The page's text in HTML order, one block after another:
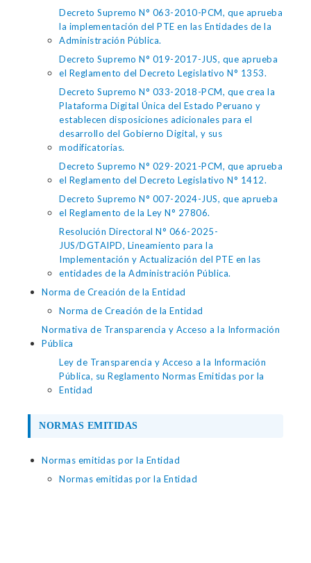
Decreto Supremo N° 063-2010-PCM, que aprueba
la implementación del PTE en las Entidades de la
Administración Pública.
Decreto Supremo N° 019-2017-JUS, que aprueba
el Reglamento del Decreto Legislativo N° 1353.
Decreto Supremo N° 033-2018-PCM, que crea la
Plataforma Digital Única del Estado Peruano y
establecen disposiciones adicionales para el
desarrollo del Gobierno Digital, y sus
modificatorias.
Decreto Supremo N° 029-2021-PCM, que aprueba
el Reglamento del Decreto Legislativo N° 1412.
Decreto Supremo N° 007-2024-JUS, que aprueba
el Reglamento de la Ley N° 27806.
Resolución Directoral N° 066-2025-
JUS/DGTAIPD, Lineamiento para la
Implementación y Actualización del PTE en las
entidades de la Administración Pública.
Norma de Creación de la Entidad
Norma de Creación de la Entidad
Normativa de Transparencia y Acceso a la Información
Pública
Ley de Transparencia y Acceso a la Información
Pública, su Reglamento Normas Emitidas por la
Entidad
NORMAS EMITIDAS
Normas emitidas por la Entidad
Normas emitidas por la Entidad